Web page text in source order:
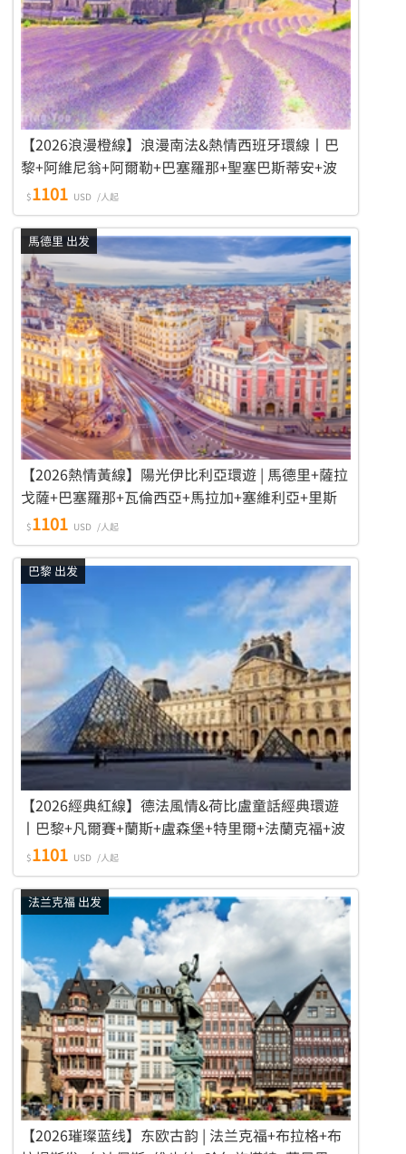
【2026浪漫橙線】浪漫南法&熱情西班牙環線丨巴
黎+阿維尼翁+阿爾勒+巴塞羅那+聖塞巴斯蒂安+波
爾多+香波堡 9天8晚遊
$1101 USD /人起
馬德里 出发
【2026熱情黃線】陽光伊比利亞環遊 | 馬德里+薩拉
戈薩+巴塞羅那+瓦倫西亞+馬拉加+塞維利亞+里斯
本+托萊多 9天8晚遊
$1101 USD /人起
巴黎 出发
【2026經典紅線】德法風情&荷比盧童話經典環遊
丨巴黎+凡爾賽+蘭斯+盧森堡+特里爾+法蘭克福+波
恩+科隆+阿姆斯特丹+布魯塞爾 9日8晚遊
$1101 USD /人起
法兰克福 出发
【2026璀璨蓝线】东欧古韵 | 法兰克福+布拉格+布